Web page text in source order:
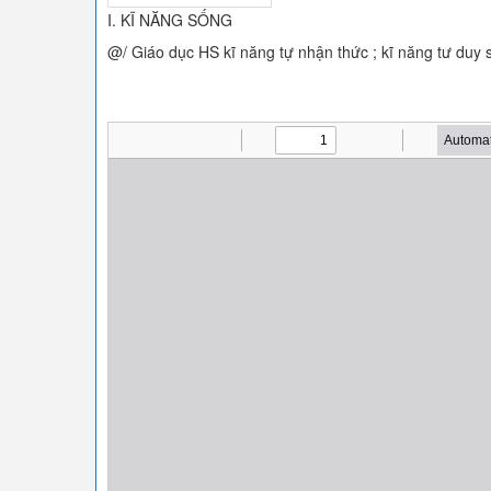
I. KĨ NĂNG SỐNG
@/ Giáo dục HS kĩ năng tự nhận thức ; kĩ năng tư duy